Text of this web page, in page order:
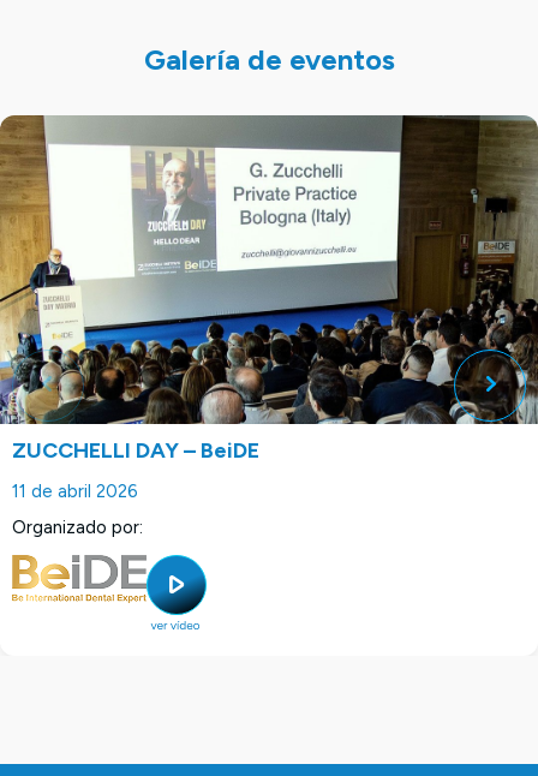
Galería de eventos
ZUCCHELLI DAY – BeiDE
11 de abril 2026
Organizado por: